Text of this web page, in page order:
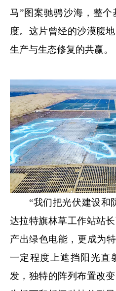
马”图案驰骋沙海，整
度。这片曾经的沙漠腹
生产与生态修复的共赢。
“我们把光伏建设和
达拉特旗林草工作站站
产出绿色电能，更成为
一定程度上遮挡阳光直
发，独特的阵列布置改